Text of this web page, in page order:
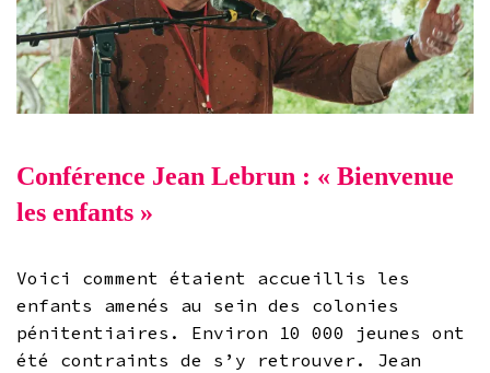
Conférence Jean Lebrun : « Bienvenue
les enfants »
Voici comment étaient accueillis les
enfants amenés au sein des colonies
pénitentiaires. Environ 10 000 jeunes ont
été contraints de s’y retrouver. Jean